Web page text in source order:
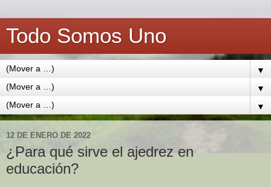
Todo Somos Uno
▼
▼
▼
12 DE ENERO DE 2022
¿Para qué sirve el ajedrez en
educación?